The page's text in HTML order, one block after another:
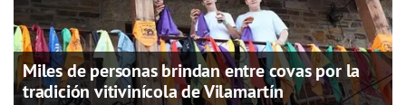
Miles de personas brindan entre covas por la
tradición vitivinícola de Vilamartín